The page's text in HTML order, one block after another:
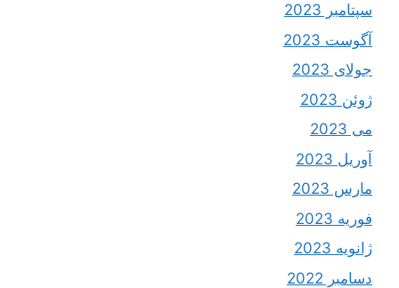
سپتامبر 2023
آگوست 2023
جولای 2023
ژوئن 2023
می 2023
آوریل 2023
مارس 2023
فوریه 2023
ژانویه 2023
دسامبر 2022